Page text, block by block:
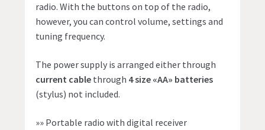
radio. With the buttons on top of the radio,
however, you can control volume, settings and
tuning frequency.
The power supply is arranged either through
current cable through 4 size «AA» batteries
(stylus) not included.
»» Portable radio with digital receiver